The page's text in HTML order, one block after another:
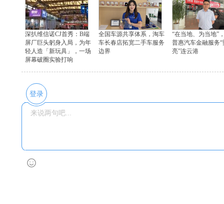
深扒维信诺CJ首秀：B端
屏厂巨头躬身入局，为年
轻人造「新玩具」，一场
屏幕破圈实验打响
全国车源共享体系，淘车
车长春店拓宽二手车服务
边界
“在当地、为当地”
普惠汽车金融服务“
亮”连云港
登录